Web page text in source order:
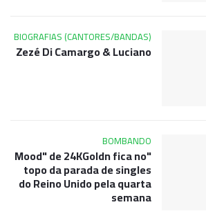
BIOGRAFIAS (CANTORES/BANDAS)
Zezé Di Camargo & Luciano
BOMBANDO
"Mood" de 24KGoldn fica no
topo da parada de singles
do Reino Unido pela quarta
semana